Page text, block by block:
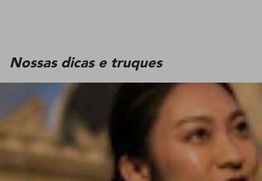
Nossas dicas e truques